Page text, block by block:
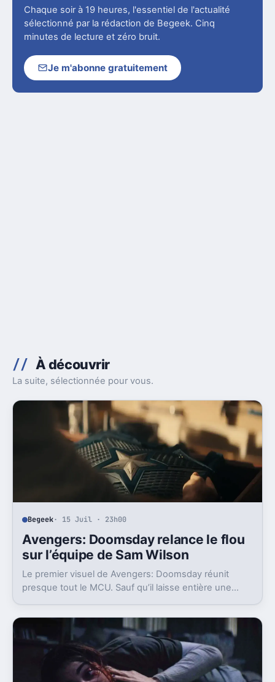
Chaque soir à 19 heures, l'essentiel de l'actualité
sélectionné par la rédaction de Begeek. Cinq
minutes de lecture et zéro bruit.
Je m'abonne gratuitement
À découvrir
La suite, sélectionnée pour vous.
Begeek· 15 Juil · 23h00
Avengers: Doomsday relance le flou
sur l’équipe de Sam Wilson
Le premier visuel de Avengers: Doomsday réunit
presque tout le MCU. Sauf qu’il laisse entière une
Wilson ?